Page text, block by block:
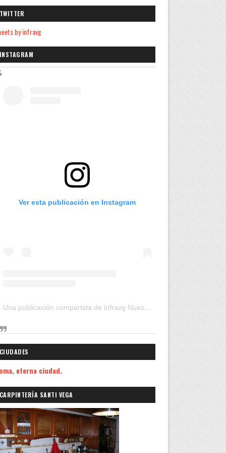
by infravg
Ver esta publicación en Instagram
Una publicación compartida de infravg Nuestros Viajes (@infravg)
eterna ciudad.
SANTI VEGA